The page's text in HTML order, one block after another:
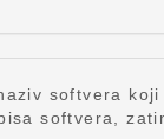
softvera
softvera,